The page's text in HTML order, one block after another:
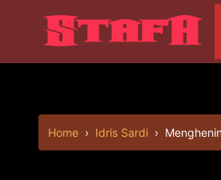
Home › Idris Sardi ›